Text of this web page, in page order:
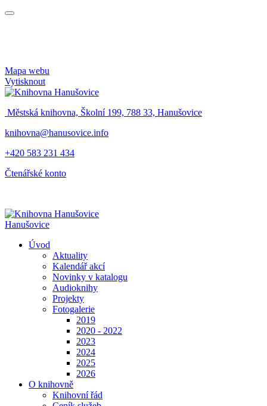
Mapa webu
Vytisknout
Městská knihovna, Školní 199, 788 33, Hanušovice
knihovna@hanusovice.info
+420 583 231 434
Čtenářské konto
Hanušovice
Úvod
Aktuality
Kalendář akcí
Novinky v katalogu
Audioknihy
Projekty
Fotogalerie
2019
2020 - 2022
2023
2024
2025
2026
O knihovně
Knihovní řád